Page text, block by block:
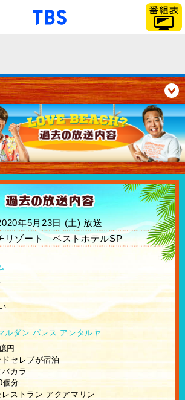
「TBSテレビ」トップページ
年5月23日 (土) 放送
リゾート ベストホテルSP
ルダン パレス アンタルヤ
円
ドセレブが宿泊
バカラ
個分
レストラン アクアマリン